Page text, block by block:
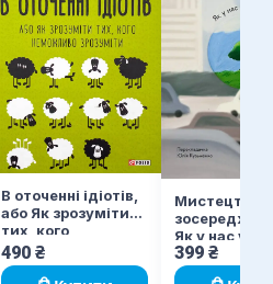
В оточенні ідіотів,
або Як зрозуміти
тих, кого
неможливо
зрозуміти
490 ₴
Мистецтво
Як у нас
увагу
399 ₴